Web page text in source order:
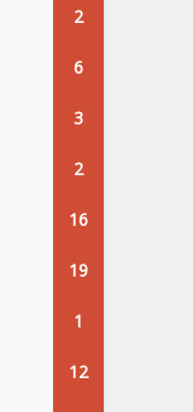
2
6
3
2
16
19
1
12